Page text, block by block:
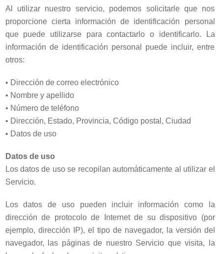
Al utilizar nuestro servicio, podemos solicitarle que nos
proporcione cierta información de identificación personal
que puede utilizarse para contactarlo o identificarlo. La
información de identificación personal puede incluir, entre
otros:
• Dirección de correo electrónico
• Nombre y apellido
• Número de teléfono
• Dirección, Estado, Provincia, Código postal, Ciudad
• Datos de uso
Datos de uso
Los datos de uso se recopilan automáticamente al utilizar el
Servicio.
Los datos de uso pueden incluir información como la
dirección de protocolo de Internet de su dispositivo (por
ejemplo, dirección IP), el tipo de navegador, la versión del
navegador, las páginas de nuestro Servicio que visita, la